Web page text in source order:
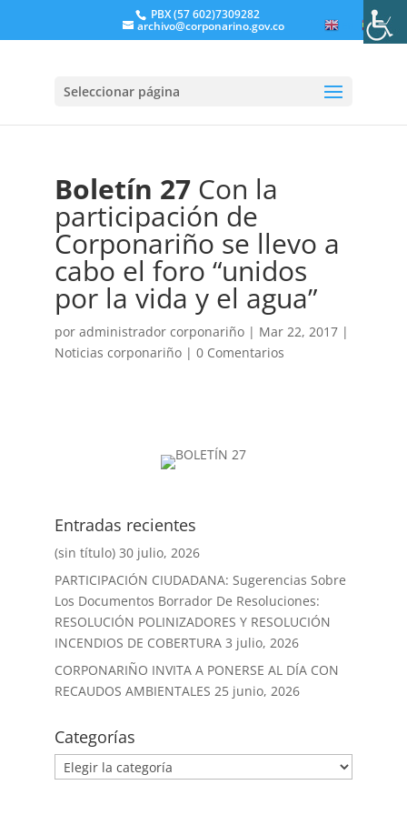
PBX (57 602)7309282
archivo@corponarino.gov.co
Seleccionar página
Boletín 27Con la
participación de
Corponariño se llevo a
cabo el foro “unidos
por la vida y el agua”
por administrador corponariño| Mar 22, 2017|
Noticias corponariño| 0 Comentarios
Entradas recientes
(sin título) 30 julio, 2026
PARTICIPACIÓN CIUDADANA: Sugerencias Sobre
Los Documentos Borrador De Resoluciones:
RESOLUCIÓN POLINIZADORES Y RESOLUCIÓN
INCENDIOS DE COBERTURA 3 julio, 2026
CORPONARIÑO INVITA A PONERSE AL DÍA CON
RECAUDOS AMBIENTALES 25 junio, 2026
Categorías
ES